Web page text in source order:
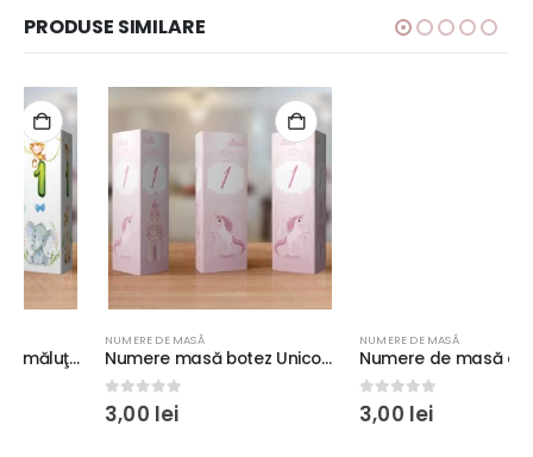
PRODUSE SIMILARE
NUMERE DE MASĂ
Numere masă botez Unicorn şi Castel, 20x29cm, carton lucios 240g, culoare roz
out of 5
NUMERE DE MASĂ
Numere de masă cu Albinuţă, 20x9cm, carton lucios 240g, culori negru cu galben
out of 5